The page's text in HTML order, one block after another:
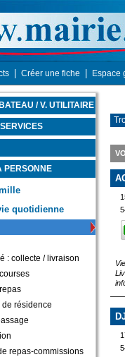
Créer une fiche Espace
/ V. UTILITAIRE
PERSONNE
quotidienne
: collecte / livraison
de résidence
repas-commissions